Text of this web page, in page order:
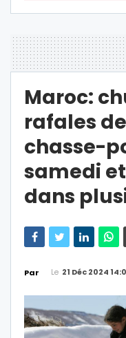
Maroc:
rafales
chasse-
samedi
dans
Par Le 21 Déc 2024